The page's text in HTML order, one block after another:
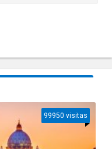
99950 visitas